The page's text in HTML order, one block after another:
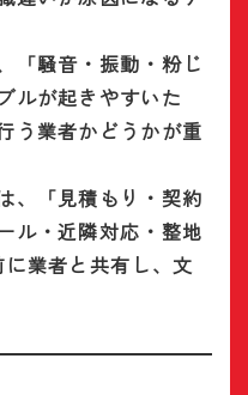
「騒音・振動・粉じ
ルが起きやすいた
う業者かどうかが重
、「見積もり・契約
ル・近隣対応・整地
業者と共有し、文